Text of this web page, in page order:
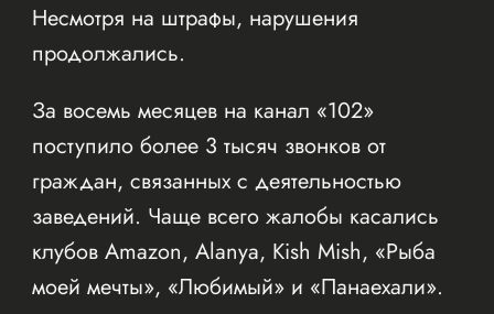
Несмотря на штрафы, нарушения
продолжались.
За восемь месяцев на канал «102»
поступило более 3 тысяч звонков от
граждан, связанных с деятельностью
заведений. Чаще всего жалобы касались
клубов Amazon, Alanya, Kish Mish, «Рыба
моей мечты», «Любимый» и «Панаехали».